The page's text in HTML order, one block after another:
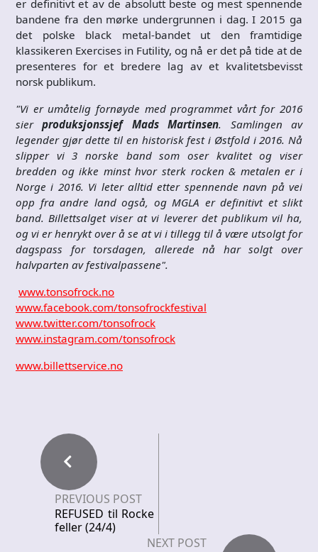
er definitivt et av de absolutt beste og mest spennende
bandene fra den mørke undergrunnen i dag. I 2015 ga
det polske black metal-bandet ut den framtidige
klassikeren Exercises in Futility, og nå er det på tide at de
presenteres for et bredere lag av et kvalitetsbevisst
norsk publikum.
"Vi er umåtelig fornøyde med programmet vårt for 2016
sierproduksjonssjef Mads Martinsen. Samlingen av
legender gjør dette til en historisk fest i Østfold i 2016. Nå
slipper vi 3 norske band som oser kvalitet og viser
bredden og ikke minst hvor sterk rocken & metalen er i
Norge i 2016. Vi leter alltid etter spennende navn på vei
opp fra andre land også, og MGLA er definitivt et slikt
band. Billettsalget viser at vi leverer det publikum vil ha,
og vi er henrykt over å se at vi i tillegg til å være utsolgt for
dagspass for torsdagen, allerede nå har solgt over
halvparten av festivalpassene".
www.tonsofrock.no
www.facebook.com/tonsofrockfestival
www.twitter.com/tonsofrock
www.instagram.com/tonsofrock
www.billettservice.no
PREVIOUS POST
REFUSED til Rocke
feller (24/4)
NEXT POST